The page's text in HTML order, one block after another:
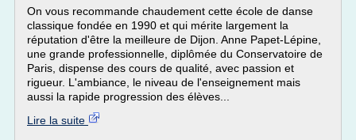
On vous recommande chaudement cette école de danse
classique fondée en 1990 et qui mérite largement la
réputation d'être la meilleure de Dijon. Anne Papet-Lépine,
une grande professionnelle, diplômée du Conservatoire de
Paris, dispense des cours de qualité, avec passion et
rigueur. L'ambiance, le niveau de l'enseignement mais
aussi la rapide progression des élèves...
Lire la suite